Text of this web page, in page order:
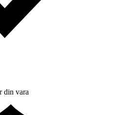
din vara